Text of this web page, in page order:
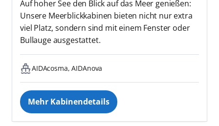
Auf hoher See den Blick auf das Meer genießen:
Unsere Meerblickkabinen bieten nicht nur extra
viel Platz, sondern sind mit einem Fenster oder
Bullauge ausgestattet.
AIDAcosma, AIDAnova
Mehr Kabinendetails